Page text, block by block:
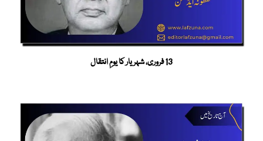
13 فروری، شہریار کا یومِ انتقال